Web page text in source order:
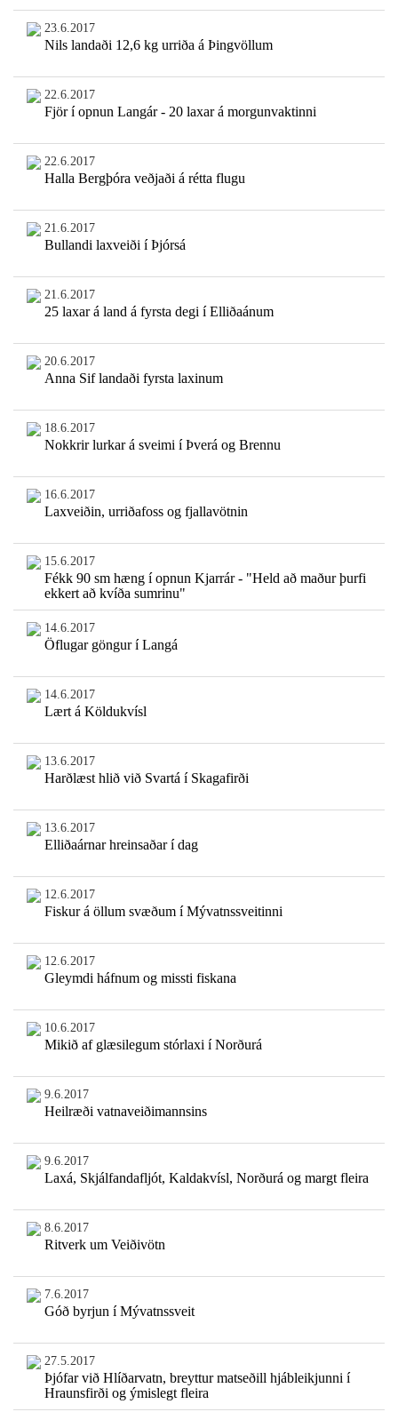
23.6.2017
Nils landaði 12,6 kg urriða á Þingvöllum
22.6.2017
Fjör í opnun Langár - 20 laxar á morgunvaktinni
22.6.2017
Halla Bergþóra veðjaði á rétta flugu
21.6.2017
Bullandi laxveiði í Þjórsá
21.6.2017
25 laxar á land á fyrsta degi í Elliðaánum
20.6.2017
Anna Sif landaði fyrsta laxinum
18.6.2017
Nokkrir lurkar á sveimi í Þverá og Brennu
16.6.2017
Laxveiðin, urriðafoss og fjallavötnin
15.6.2017
Fékk 90 sm hæng í opnun Kjarrár - "Held að maður þurfi
ekkert að kvíða sumrinu"
14.6.2017
Öflugar göngur í Langá
14.6.2017
Lært á Köldukvísl
13.6.2017
Harðlæst hlið við Svartá í Skagafirði
13.6.2017
Elliðaárnar hreinsaðar í dag
12.6.2017
Fiskur á öllum svæðum í Mývatnssveitinni
12.6.2017
Gleymdi háfnum og missti fiskana
10.6.2017
Mikið af glæsilegum stórlaxi í Norðurá
9.6.2017
Heilræði vatnaveiðimannsins
9.6.2017
Laxá, Skjálfandafljót, Kaldakvísl, Norðurá og margt fleira
8.6.2017
Ritverk um Veiðivötn
7.6.2017
Góð byrjun í Mývatnssveit
27.5.2017
Þjófar við Hlíðarvatn, breyttur matseðill hjábleikjunni í
Hraunsfirði og ýmislegt fleira